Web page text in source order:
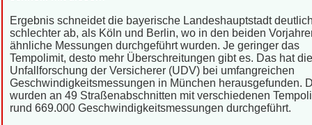
Ergebnis schneidet die bayerische Landeshauptstadt
schlechter ab, als Köln und Berlin, wo in den beiden
ähnliche Messungen durchgeführt wurden. Je geringer das
Tempolimit, desto mehr Überschreitungen gibt es. Das hat die
Unfallforschung der Versicherer (UDV) bei umfangreichen
Geschwindigkeitsmessungen in München herausgefunden.
wurden an 49 Straßenabschnitten mit verschiedenen
rund 669.000 Geschwindigkeitsmessungen durchgeführt.